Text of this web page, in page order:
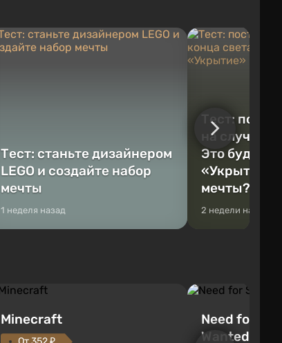
Тест: станьте дизайнером
LEGO и создайте набор
мечты
1 неделя назад
Тест:
на случай
Это будет
«Укрытие»
мечты?
2 недели назад
Minecraft
Need for
Wanted